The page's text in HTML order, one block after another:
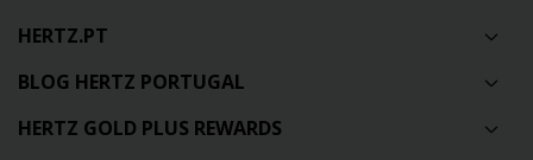
HERTZ.PT
BLOG HERTZ PORTUGAL
HERTZ GOLD PLUS REWARDS